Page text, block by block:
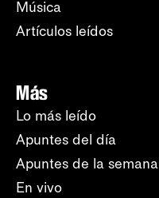
Música
Artículos leídos
Más
Lo más leído
Apuntes del día
Apuntes de la semana
En vivo